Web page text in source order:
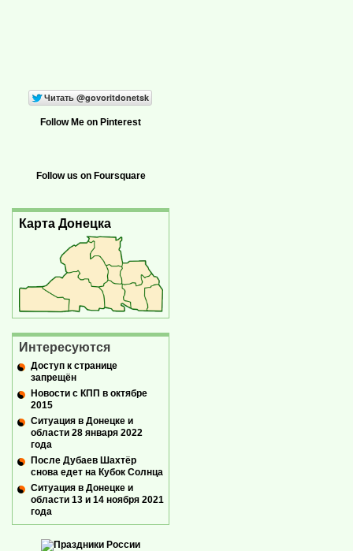
Follow Me on Pinterest
Follow us on Foursquare
Карта Донецка
Интересуются
Доступ к странице
запрещён
Новости с КПП в октябре
2015
Ситуация в Донецке и
области 28 января 2022
года
После Дубаев Шахтёр
снова едет на Кубок Солнца
Ситуация в Донецке и
области 13 и 14 ноября 2021
года